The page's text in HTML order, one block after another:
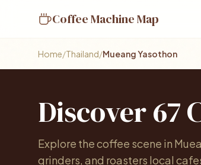
Coffee Machine Map
Home/Thailand/Mueang Yasothon
Discover 67
Explore the coffee scene in
grinders, and roasters local